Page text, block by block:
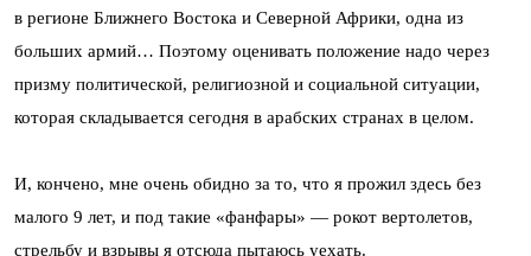
в регионе Ближнего Востока и Северной Африки, одна из
больших армий… Поэтому оценивать положение надо через
призму политической, религиозной и социальной ситуации,
которая складывается сегодня в арабских странах в целом.
И, кончено, мне очень обидно за то, что я прожил здесь без
малого 9 лет, и под такие «фанфары» — рокот вертолетов,
стрельбу и взрывы я отсюда пытаюсь уехать.